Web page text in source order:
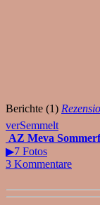
Berichte (1)
verSemmelt
AZ Meva
▶7 Fotos
3 Kommentare